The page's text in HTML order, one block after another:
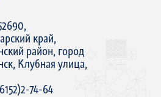
край,
район, город
Клубная улица,
74-64